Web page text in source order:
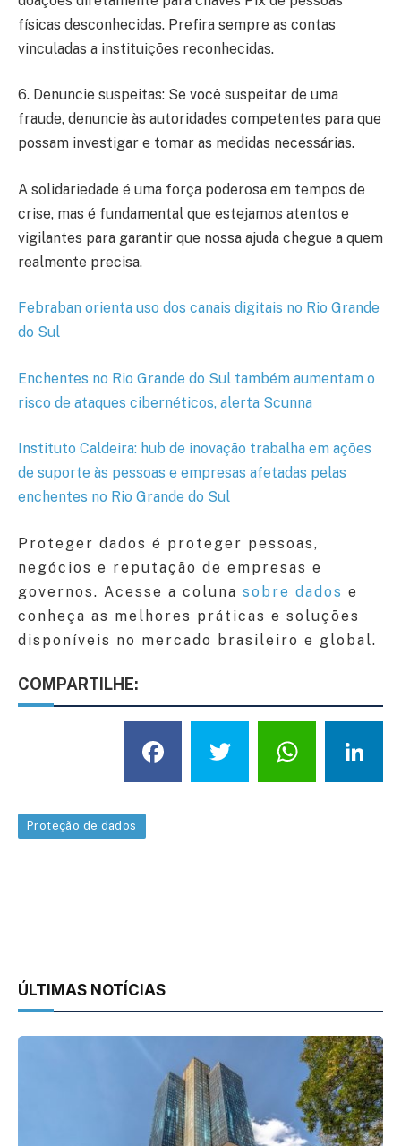
físicas desconhecidas. Prefira sempre as contas
vinculadas a instituições reconhecidas.
6. Denuncie suspeitas: Se você suspeitar de uma
fraude, denuncie às autoridades competentes para que
possam investigar e tomar as medidas necessárias.
A solidariedade é uma força poderosa em tempos de
crise, mas é fundamental que estejamos atentos e
vigilantes para garantir que nossa ajuda chegue a quem
realmente precisa.
Febraban orienta uso dos canais digitais no Rio Grande
do Sul
Enchentes no Rio Grande do Sul também aumentam o
risco de ataques cibernéticos, alerta Scunna
Instituto Caldeira: hub de inovação trabalha em ações
de suporte às pessoas e empresas afetadas pelas
enchentes no Rio Grande do Sul
Proteger dados é proteger pessoas,
negócios e reputação de empresas e
governos. Acesse a coluna sobre dados e
conheça as melhores práticas e soluções
disponíveis no mercado brasileiro e global.
COMPARTILHE:
Facebook
Twitter
Proteção de dados
ÚLTIMAS NOTÍCIAS